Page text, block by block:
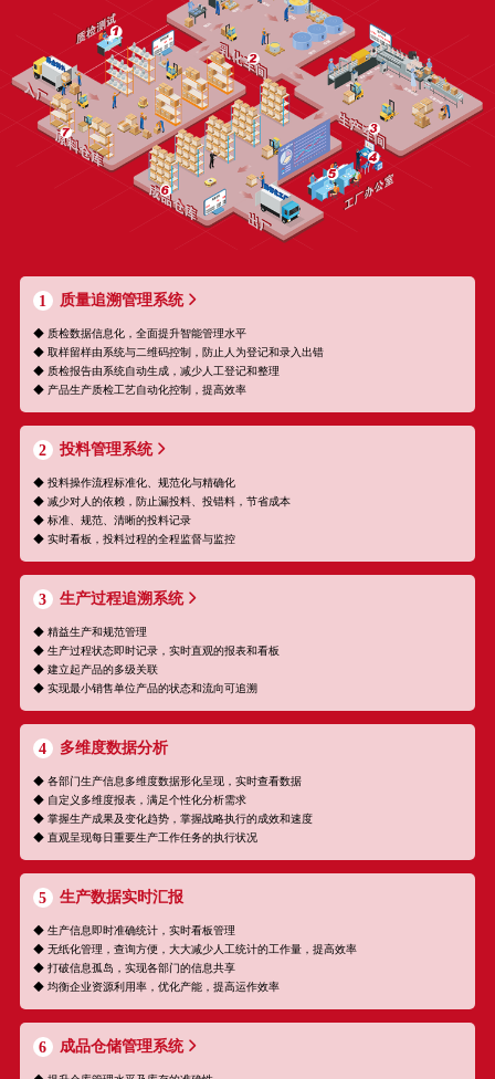
1 质量追溯管理系统
◆ 质检数据信息化，全面提升智能管理水平
◆ 取样留样由系统与二维码控制，防止人为登记和录入出错
◆ 质检报告由系统自动生成，减少人工登记和整理
◆ 产品生产质检工艺自动化控制，提高效率
2 投料管理系统
◆ 投料操作流程标准化、规范化与精确化
◆ 减少对人的依赖，防止漏投料、投错料，节省成本
◆ 标准、规范、清晰的投料记录
◆ 实时看板，投料过程的全程监督与监控
3 生产过程追溯系统
◆ 精益生产和规范管理
◆ 生产过程状态即时记录，实时直观的报表和看板
◆ 建立起产品的多级关联
◆ 实现最小销售单位产品的状态和流向可追溯
4 多维度数据分析
◆ 各部门生产信息多维度数据形化呈现，实时查看数据
◆ 自定义多维度报表，满足个性化分析需求
◆ 掌握生产成果及变化趋势，掌握战略执行的成效和速度
◆ 直观呈现每日重要生产工作任务的执行状况
5 生产数据实时汇报
◆ 生产信息即时准确统计，实时看板管理
◆ 无纸化管理，查询方便，大大减少人工统计的工作量，提高效率
◆ 打破信息孤岛，实现各部门的信息共享
◆ 均衡企业资源利用率，优化产能，提高运作效率
6 成品仓储管理系统